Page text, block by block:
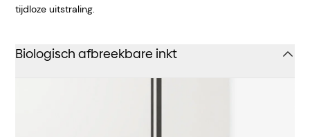
tijdloze uitstraling.
Biologisch afbreekbare inkt